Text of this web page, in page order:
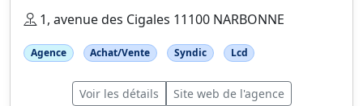
1, avenue des Cigales 11100 NARBONNE
Agence Achat/Vente Syndic Lcd
Voir les détails Site web de l'agence